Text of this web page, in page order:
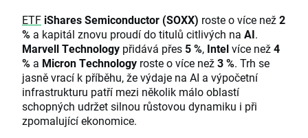
ETF iShares Semiconductor (SOXX) roste o více než2
% a kapitál znovu proudí do titulů citlivých na AI.
Marvell Technology přidává přes 5 %, Intelvíce než4
% a Micron Technology roste o více než3 %. Trh se
jasně vrací k příběhu, že výdaje na AI a výpočetní
infrastrukturu patří mezi několik málo oblastí
schopných udržet silnou růstovou dynamiku i při
zpomalující ekonomice.